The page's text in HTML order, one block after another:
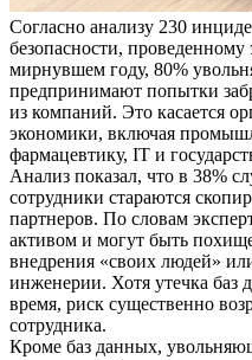
Согласно анализу 230
безопасности,
мирнувшем году, 80%
предпринимают попытки
из компаний. Это касается
экономики, включая
фармацевтику, IT и
Анализ показал, что в 38%
сотрудники стараются
партнеров. По словам
активом и могут быть
внедрения «своих людей»
инженерии. Хотя утечка баз
время, риск существенно
сотрудника.
Кроме баз данных,